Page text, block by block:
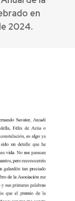
en
2024.